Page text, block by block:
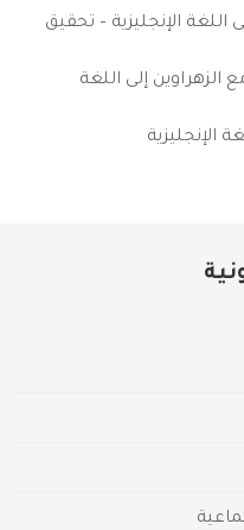
اللغة الإنجليزية – تحقيق
الزهراوين إلى اللغة
الإنجليزية